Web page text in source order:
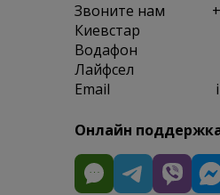
Звоните нам
Киевстар
Водафон
Лайфсел
Email
Онлайн